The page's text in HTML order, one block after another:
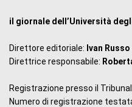
il giornale dell’Università
Direttore editoriale: Ivan Russo
Direttrice responsabile:
Registrazione presso il
Numero di registrazione